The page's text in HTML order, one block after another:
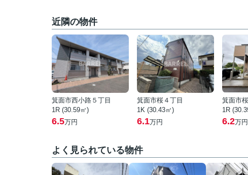
近隣の物件
箕面市西小路５丁目
1R (30.59㎡)
6.5万円
箕面市桜４丁目
1K (30.43㎡)
6.1万円
箕面市
1R
6.2万円
よく見られている物件